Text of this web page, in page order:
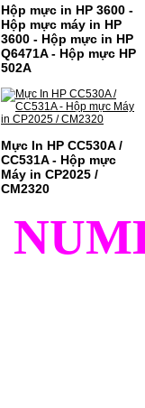
Hộp mực in HP 3600 -
Hộp mực máy in HP
3600 - Hộp mực in HP
Q6471A - Hộp mực HP
502A
Mực In HP CC530A /
CC531A - Hộp mực
Máy in CP2025 /
CM2320